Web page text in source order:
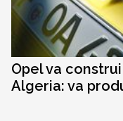
Opel va
Algeria: va